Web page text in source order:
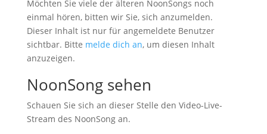
Möchten Sie viele der älteren NoonSongs noch
einmal hören, bitten wir Sie, sich anzumelden.
Dieser Inhalt ist nur für angemeldete Benutzer
sichtbar. Bitte melde dich an, um diesen Inhalt
anzuzeigen.
NoonSong sehen
Schauen Sie sich an dieser Stelle den Video-Live-
Stream des NoonSong an.